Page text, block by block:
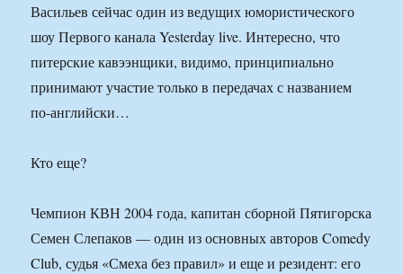
Васильев сейчас один из ведущих юмористического
шоу Первого канала Yesterday live. Интересно, что
питерские кавээнщики, видимо, принципиально
принимают участие только в передачах с названием
по-английски…
Кто еще?
Чемпион КВН 2004 года, капитан сборной Пятигорска
Семен Слепаков — один из основных авторов Comedy
Club, судья «Смеха без правил» и еще и резидент: его